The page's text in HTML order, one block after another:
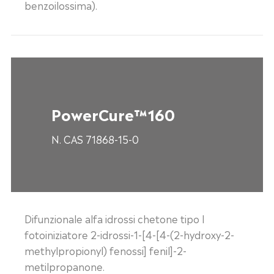
benzoilossima).
PowerCure™160
N. CAS 71868-15-0
Difunzionale alfa idrossi chetone tipo I
fotoiniziatore 2-idrossi-1-[4-[4-(2-hydroxy-2-
methylpropionyl) fenossi] fenil]-2-
metilpropanone.